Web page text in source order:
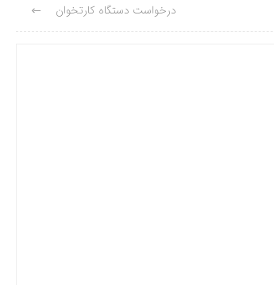
درخواست دستگاه کارتخوان